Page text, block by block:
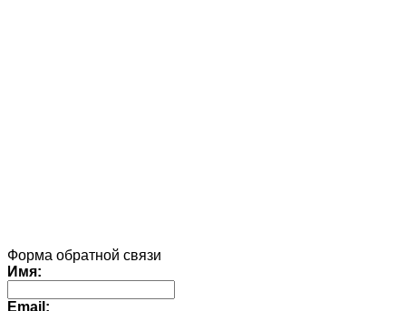
Форма обратной связи
Имя:
Email: